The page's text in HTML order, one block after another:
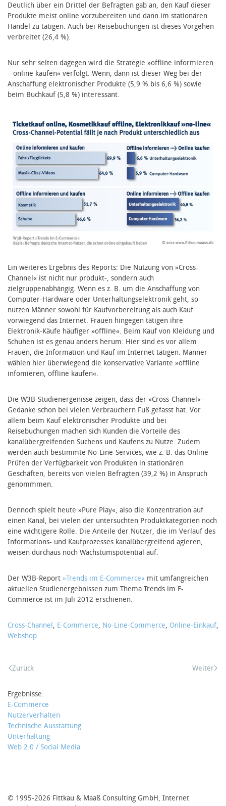
Deutlich über ein Drittel der Befragten gab an, den Kauf dieser
Produkte meist online vorzubereiten und dann im stationären
Handel zu tätigen. Auch bei Reisebuchungen ist dieses Vorgehen
verbreitet (26,4 %).
Nur sehr selten dagegen wird die Strategie »offline informieren
– online kaufen« verfolgt. Wenn, dann ist dieser Weg bei der
Anschaffung elektronischer Produkte (5,9 % bis 6,6 %) sowie
beim Buchkauf (5,8 %) interessant.
Ein weiteres Ergebnis des Reports: Die Nutzung von »Cross-
Channel« ist nicht nur produkt-, sondern auch
zielgruppenabhängig. Wenn es z. B. um die Anschaffung von
Computer-Hardware oder Unterhaltungselektronik geht, so
nutzen Männer sowohl für Kaufvorbereitung als auch Kauf
vorwiegend das Internet. Frauen hingegen tätigen ihre
Elektronik-Käufe häufiger »offline«. Beim Kauf von Kleidung und
Schuhen ist es genau anders herum: Hier sind es vor allem
Frauen, die Information und Kauf im Internet tätigen. Männer
wählen hier überwiegend die konservative Variante »offline
infomieren, offline kaufen«.
Die W3B-Studienergenisse zeigen, dass der »Cross-Channel«-
Gedanke schon bei vielen Verbrauchern Fuß gefasst hat. Vor
allem beim Kauf elektronischer Produkte und bei
Reisebuchungen machen sich Kunden die Vorteile des
kanalübergreifenden Suchens und Kaufens zu Nutze. Zudem
werden auch bestimmte No-Line-Services, wie z. B. das Online-
Prüfen der Verfügbarkeit von Produkten in stationären
Geschäften, bereits von vielen Befragten (39,2 %) in Anspruch
genommmen.
Dennoch spielt heute »Pure Play«, also die Konzentration auf
einen Kanal, bei vielen der untersuchten Produktkategorien noch
eine wichtigere Rolle. Die Anteile der Nutzer, die im Verlauf des
Informations- und Kaufprozesses kanalübergreifend agieren,
weisen durchaus noch Wachstumspotential auf.
Der W3B-Report »Trends im E-Commerce« mit umfangreichen
aktuellen Studienergebnissen zum Thema Trends im E-
Commerce ist im Juli 2012 erschienen.
Cross-Channel, E-Commerce, No-Line-Commerce, Online-Einkauf,
Webshop
Zurück Weiter
Ergebnisse:
E-Commerce
Nutzerverhalten
Technische Ausstattung
Unterhaltung
Web 2.0 / Social Media
© 1995-2026 Fittkau & Maaß Consulting GmbH, Internet